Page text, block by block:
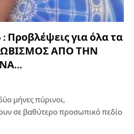
Προβλέψεις για όλα τα
ΑΠΟ ΤΗΝ
μήνες πύρινοι,
σε βαθύτερο προσωπικό πεδίο